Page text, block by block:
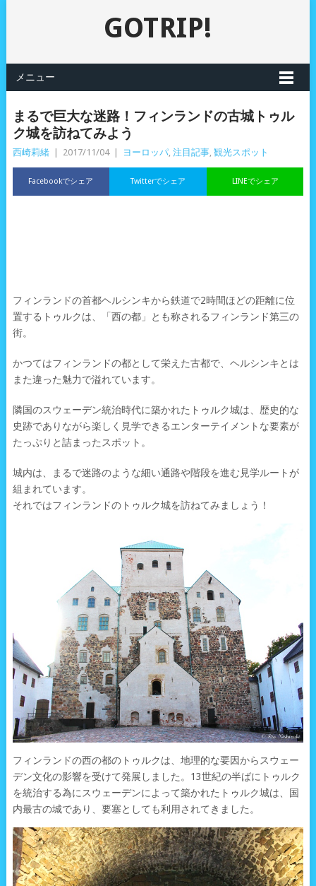
GOTRIP!
メニュー
まるで巨大な迷路！フィンランドの古城トゥル
ク城を訪ねてみよう
西崎莉緒 2017/11/04 ヨーロッパ, 注目記事, 観光スポット
Facebookでシェア LINEでシェア
Twitterでシェア
フィンランドの首都ヘルシンキから鉄道で2時間ほどの距離に位
置するトゥルクは、「西の都」とも称されるフィンランド第三の
街。
かつてはフィンランドの都として栄えた古都で、ヘルシンキとは
また違った魅力で溢れています。
隣国のスウェーデン統治時代に築かれたトゥルク城は、歴史的な
史跡でありながら楽しく見学できるエンターテイメントな要素が
たっぷりと詰まったスポット。
城内は、まるで迷路のような細い通路や階段を進む見学ルートが
組まれています。
それではフィンランドのトゥルク城を訪ねてみましょう！
フィンランドの西の都のトゥルクは、地理的な要因からスウェー
デン文化の影響を受けて発展しました。13世紀の半ばにトゥルク
を統治する為にスウェーデンによって築かれたトゥルク城は、国
内最古の城であり、要塞としても利用されてきました。